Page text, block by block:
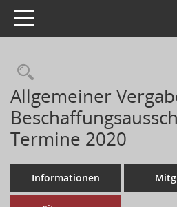
Toggle navigation
Allgemeiner
Termine 2020
Informationen